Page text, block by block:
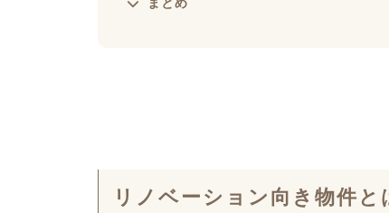
リノベーション向き物件と